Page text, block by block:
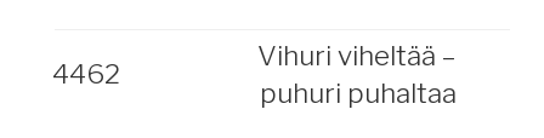
4462
Vihuri viheltää –
puhuri puhaltaa